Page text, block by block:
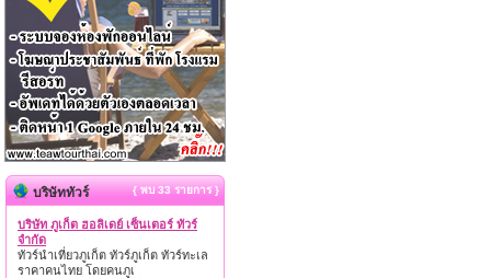
บริษัททัวร์ { พบ 33 รายการ }
บริษัท ภูเก็ต ฮอลิเดย์ เซ็นเตอร์ ทัวร์
จำกัด
ทัวร์นำเที่ยวภูเก็ต ทัวร์ภูเก็ต ทัวร์ทะเล
ราคาคนไทย โดยคนภูเ